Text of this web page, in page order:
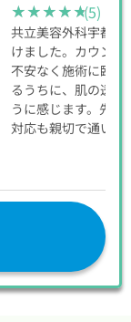
★★★★★
★★★★★(5)
共立美容外科宇都宮
けました。カウンセ
不安なく施術に臨
るうちに、肌の透
うに感じます。先
対応も親切で通いや